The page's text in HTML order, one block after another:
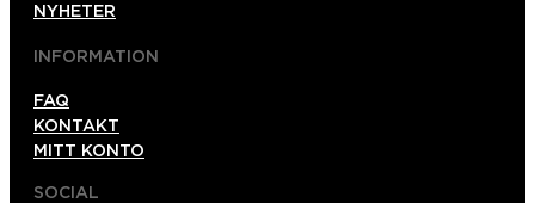
NYHETER
INFORMATION
FAQ
KONTAKT
MITT KONTO
SOCIAL